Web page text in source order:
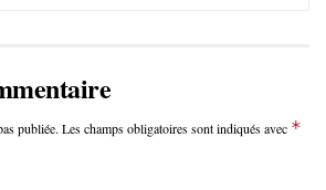
publiée. Les champs obligatoires sont indiqués avec *